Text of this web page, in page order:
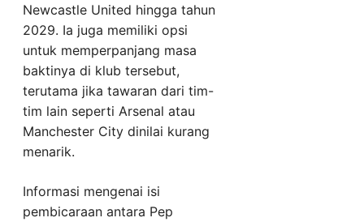
Newcastle United hingga tahun
2029. Ia juga memiliki opsi
untuk memperpanjang masa
baktinya di klub tersebut,
terutama jika tawaran dari tim-
tim lain seperti Arsenal atau
Manchester City dinilai kurang
menarik.
Informasi mengenai isi
pembicaraan antara Pep